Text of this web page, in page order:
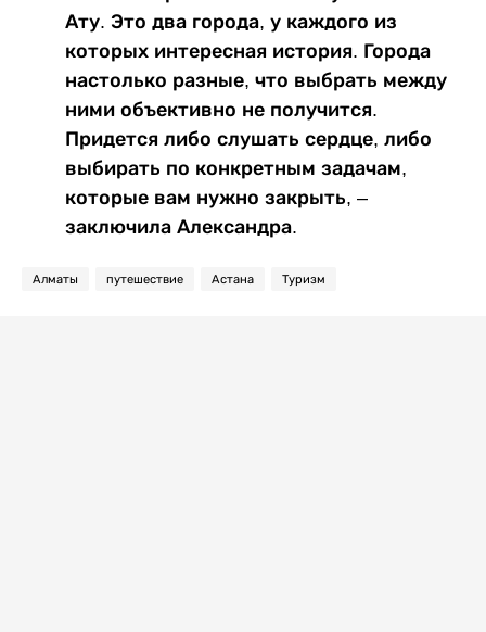
Ату. Это два города, у каждого из
которых интересная история. Города
настолько разные, что выбрать между
ними объективно не получится.
Придется либо слушать сердце, либо
выбирать по конкретным задачам,
которые вам нужно закрыть, –
заключила Александра.
Алматы путешествие Астана Туризм